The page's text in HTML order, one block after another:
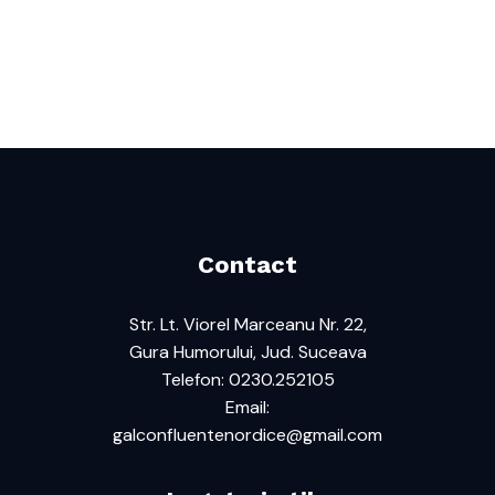
Contact
Str. Lt. Viorel Marceanu Nr. 22,
Gura Humorului, Jud. Suceava
Telefon: 0230.252105
Email:
galconfluentenordice@gmail.com